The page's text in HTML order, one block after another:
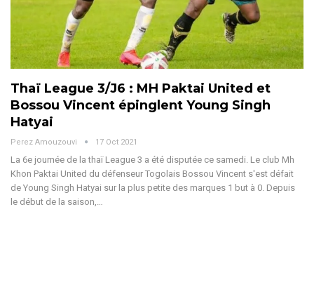
Thaï League 3/J6 : MH Paktai United et
Bossou Vincent épinglent Young Singh
Hatyai
Perez Amouzouvi 17 Oct 2021
La 6e journée de la thaï League 3 a été disputée ce samedi. Le club Mh
Khon Paktai United du défenseur Togolais Bossou Vincent s'est défait
de Young Singh Hatyai sur la plus petite des marques 1 but à 0. Depuis
le début de la saison,…